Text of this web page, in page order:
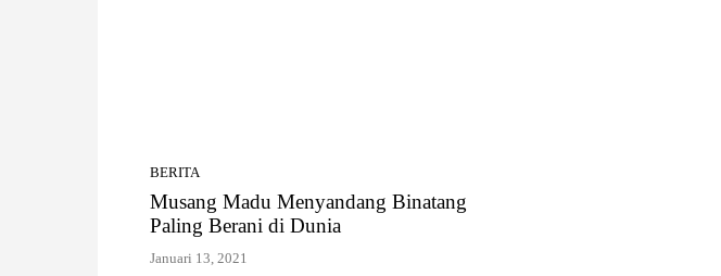
BERITA
Musang Madu Menyandang Binatang
Paling Berani di Dunia
Januari 13, 2021